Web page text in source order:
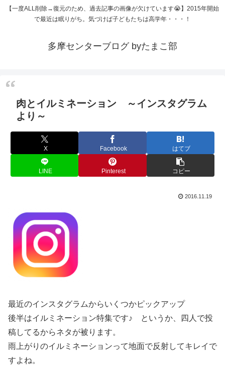
【一度ALL削除→復元のため、過去記事の画像が欠けています😭】2015年開始
で最近は眠りがち。気づけば子どもたちは高学年・・・！
多摩センターブログ byたまこ部
肉とイルミネーション ～インスタグラム
より～
X Facebook はてブ
LINE Pinterest コピー
2016.11.19
最近のインスタグラムからいくつかピックアップ
後半はイルミネーション特集です♪ というか、四人で投
稿してるからネタが被ります。
雨上がりのイルミネーションって地面で反射してキレイで
すよね。